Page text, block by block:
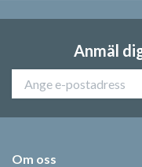
Anmäl
Om oss